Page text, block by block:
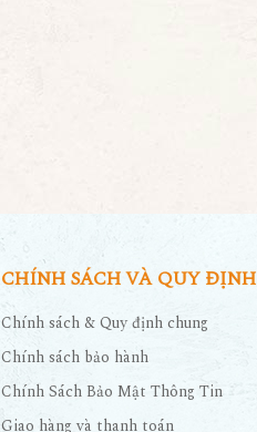
CHÍNH SÁCH VÀ QUY ĐỊNH
Chính sách & Quy định chung
Chính sách bảo hành
Chính Sách Bảo Mật Thông Tin
Giao hàng và thanh toán